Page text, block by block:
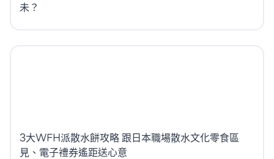
未？
3大WFH派散水餅攻略 跟日本職場散水文化零食區
見、電子禮券遙距送心意